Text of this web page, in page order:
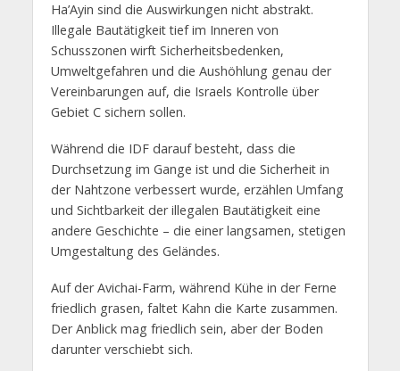
Ha’Ayin sind die Auswirkungen nicht abstrakt.
Illegale Bautätigkeit tief im Inneren von
Schusszonen wirft Sicherheitsbedenken,
Umweltgefahren und die Aushöhlung genau der
Vereinbarungen auf, die Israels Kontrolle über
Gebiet C sichern sollen.
Während die IDF darauf besteht, dass die
Durchsetzung im Gange ist und die Sicherheit in
der Nahtzone verbessert wurde, erzählen Umfang
und Sichtbarkeit der illegalen Bautätigkeit eine
andere Geschichte – die einer langsamen, stetigen
Umgestaltung des Geländes.
Auf der Avichai-Farm, während Kühe in der Ferne
friedlich grasen, faltet Kahn die Karte zusammen.
Der Anblick mag friedlich sein, aber der Boden
darunter verschiebt sich.